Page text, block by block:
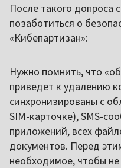
После такого допроса
позаботиться о
«Кибепартизан»:
Нужно помнить, что
приведет к удалению
синхронизированы с
SIM-карточке), SMS-
приложений, всех
документов. Перед
необходимое, чтобы не